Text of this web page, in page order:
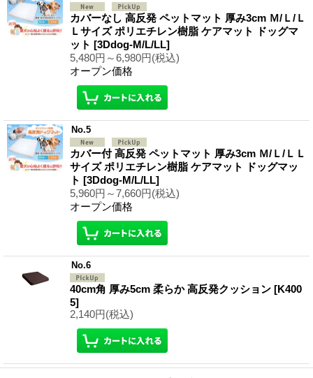
カバーなし 高反発 ペットマット 厚み3cm Ｍ/Ｌ/Ｌ
Ｌサイズ ポリエチレン樹脂 ケアマット ドッグマ
ット [3Ddog-M/L/LL]
5,480円～6,980円(税込)
オープン価格
No.5
カバー付 高反発 ペットマット 厚み3cm Ｍ/Ｌ/ＬＬ
サイズ ポリエチレン樹脂 ケアマット ドッグマッ
ト [3Ddog-M/L/LL]
5,960円～7,660円(税込)
オープン価格
No.6
40cm角 厚み5cm 柔らか 高反発クッション [K400
5]
2,140円(税込)